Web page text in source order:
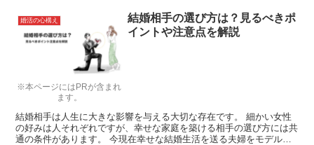
※本ページにはPRが含まれ
ます。
婚活の心構え
結婚相手の選び方は？見るべきポ
イントや注意点を解説
結婚相手は人生に大きな影響を与える大切な存在です。 細かい女性
の好みは人それぞれですが、幸せな家庭を築ける相手の選び方には共
通の条件があります。 今現在幸せな結婚生活を送る夫婦をモデル